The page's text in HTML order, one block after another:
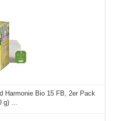
Harmonie Bio 15 FB, 2er Pack
g) ...